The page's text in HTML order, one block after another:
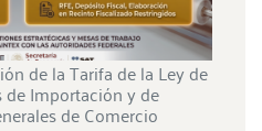
de la Tarifa de la Ley de
de Importación y de
de Comercio